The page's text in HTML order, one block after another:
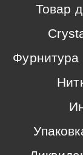
Товар
Фурнитура